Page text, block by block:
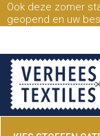
Ook deze zomer
geopend en uw